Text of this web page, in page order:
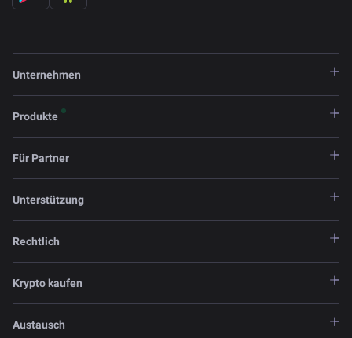
Unternehmen
Produkte
Für Partner
Unterstützung
Rechtlich
Krypto kaufen
Austausch